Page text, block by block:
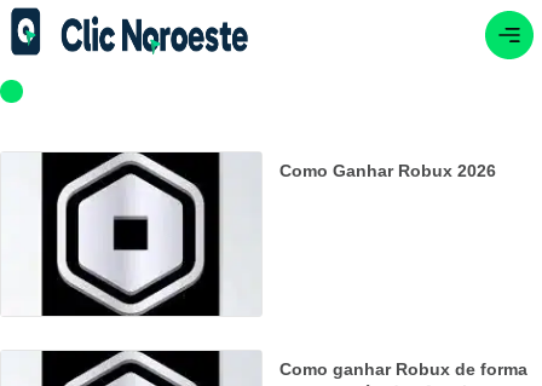
Como Ganhar Robux 2026
Como ganhar Robux de forma